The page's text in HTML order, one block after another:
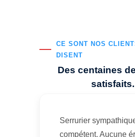
CE SONT NOS
DISENT
Des centaines
satisfaits.
Serrurier
compétent. Aucune